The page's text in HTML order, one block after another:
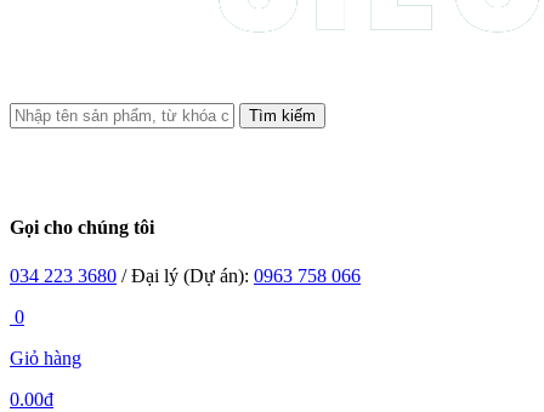
Tìm kiếm
Gọi cho chúng tôi
034 223 3680 / Đại lý (Dự án): 0963 758 066
0
Giỏ hàng
0.00đ